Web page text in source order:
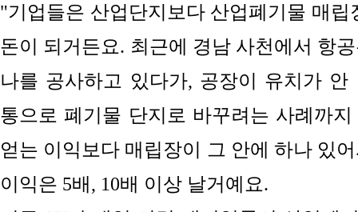
"기업들은 산업단지보다 산업폐기물 매립
돈이 되거든요. 최근에 경남 사천에서 항
나를 공사하고 있다가, 공장이 유치가 안
통으로 폐기물 단지로 바꾸려는 사례까
얻는 이익보다 매립장이 그 안에 하나 있
이익은 5배, 10배 이상 날거예요.